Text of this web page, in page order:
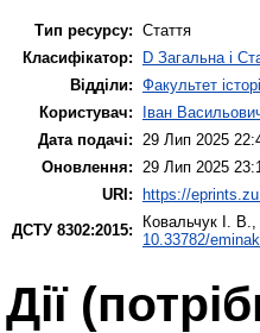
Тип ресурсу: Стаття
Класифікатор:
D Загальна і
Відділи: Факультет
Користувач:
Іван
Дата подачі:
29 Лип 2025
Оновлення:
29 Лип 2025
URI: https://
ДСТУ 8302:2015:
Ковальчук І. В.
10.33782/
Дії